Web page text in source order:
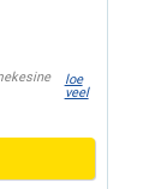
loe
veel